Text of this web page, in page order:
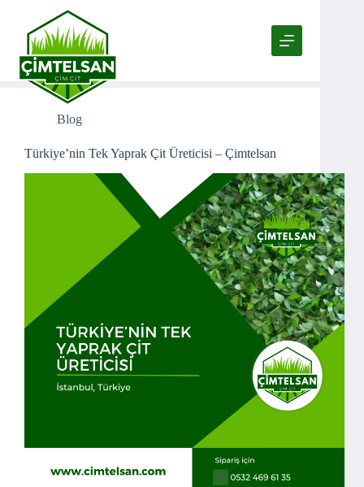
content
Tel Örgü
Blog
Türkiye’nin Tek Yaprak Çit Üreticisi – Çimtelsan